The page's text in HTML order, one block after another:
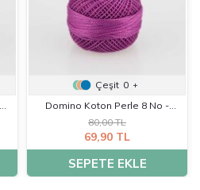
Çeşit 0 +
Domino Koton Perle 8 No -
K0225
80,00 TL
69,90 TL
SEPETE EKLE